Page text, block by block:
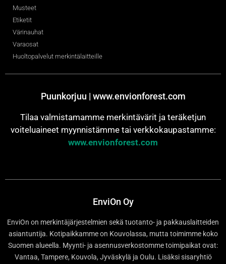
Musteet
Etiketit
Värinauhat
Varaosat
Huoltopalvelut merkintälaitteille
Puunkorjuu | www.envionforest.com
Tilaa valmistamamme merkintävärit ja teräketjun
voiteluaineet myynnistämme tai verkkokaupastamme:
www.envionforest.com
EnviOn Oy
EnviOn on merkintäjärjestelmien sekä tuotanto- ja pakkauslaitteiden
asiantuntija. Kotipaikkamme on Kouvolassa, mutta toimimme koko
Suomen alueella. Myynti- ja asennusverkostomme toimipaikat ovat:
Vantaa, Tampere, Kouvola, Jyväskylä ja Oulu. Lisäksi sisaryhtiö